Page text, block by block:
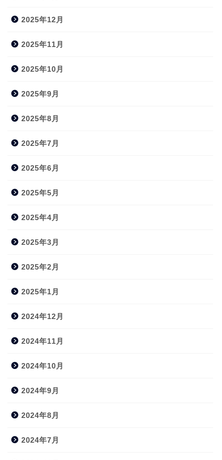
2025年12月
2025年11月
2025年10月
2025年9月
2025年8月
2025年7月
2025年6月
2025年5月
2025年4月
2025年3月
2025年2月
2025年1月
2024年12月
2024年11月
2024年10月
2024年9月
2024年8月
2024年7月